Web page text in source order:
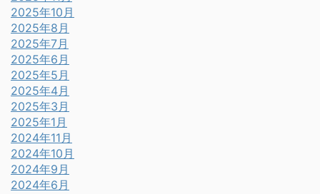
2025年10月
2025年8月
2025年7月
2025年6月
2025年5月
2025年4月
2025年3月
2025年1月
2024年11月
2024年10月
2024年9月
2024年6月